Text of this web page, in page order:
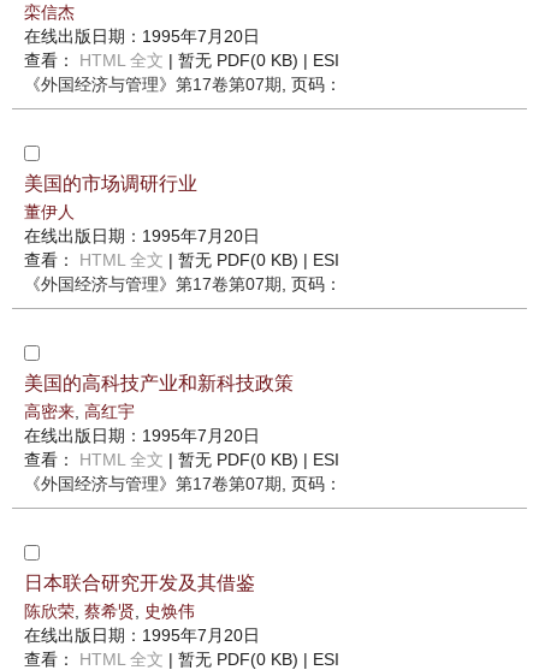
栾信杰
在线出版日期：1995年7月20日
查看： HTML 全文 | 暂无 PDF(0 KB) | ESI
《外国经济与管理》 第17卷第07期 , 页码：
美国的市场调研行业
董伊人
在线出版日期：1995年7月20日
查看： HTML 全文 | 暂无 PDF(0 KB) | ESI
《外国经济与管理》 第17卷第07期 , 页码：
美国的高科技产业和新科技政策
高密来 高红宇
在线出版日期：1995年7月20日
查看： HTML 全文 | 暂无 PDF(0 KB) | ESI
《外国经济与管理》 第17卷第07期 , 页码：
日本联合研究开发及其借鉴
陈欣荣 蔡希贤
史焕伟
在线出版日期：1995年7月20日
查看： HTML 全文 | 暂无 PDF(0 KB) | ESI